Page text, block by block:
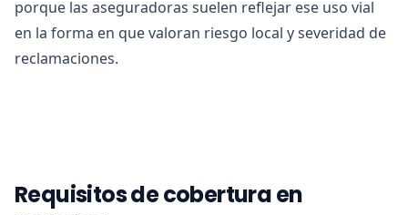
porque las aseguradoras suelen reflejar ese uso vial
en la forma en que valoran riesgo local y severidad de
reclamaciones.
Requisitos de cobertura en